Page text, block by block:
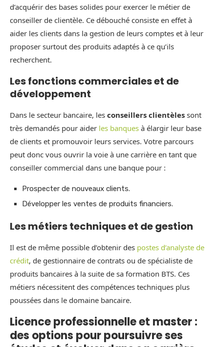
d’acquérir des bases solides pour exercer le métier de
conseiller de clientèle. Ce débouché consiste en effet à
aider les clients dans la gestion de leurs comptes et à leur
proposer surtout des produits adaptés à ce qu’ils
recherchent.
Les fonctions commerciales et de
développement
Dans le secteur bancaire, les conseillers clientèles sont
très demandés pour aider les banques à élargir leur base
de clients et promouvoir leurs services. Votre parcours
peut donc vous ouvrir la voie à une carrière en tant que
conseiller commercial dans une banque pour :
Prospecter de nouveaux clients.
Développer les ventes de produits financiers.
Les métiers techniques et de gestion
Il est de même possible d’obtenir des postes d’analyste de
crédit, de gestionnaire de contrats ou de spécialiste de
produits bancaires à la suite de sa formation BTS. Ces
métiers nécessitent des compétences techniques plus
poussées dans le domaine bancaire.
Licence professionnelle et master :
des options pour poursuivre ses